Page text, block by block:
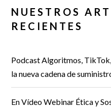
NUESTROS
RECIENTES
Podcast Algoritmos,
la nueva cadena de
En Vídeo Webinar Ética y